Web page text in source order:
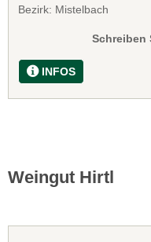
Bezirk: Mistelbach
Schreiben
INFOS
Weingut Hirtl